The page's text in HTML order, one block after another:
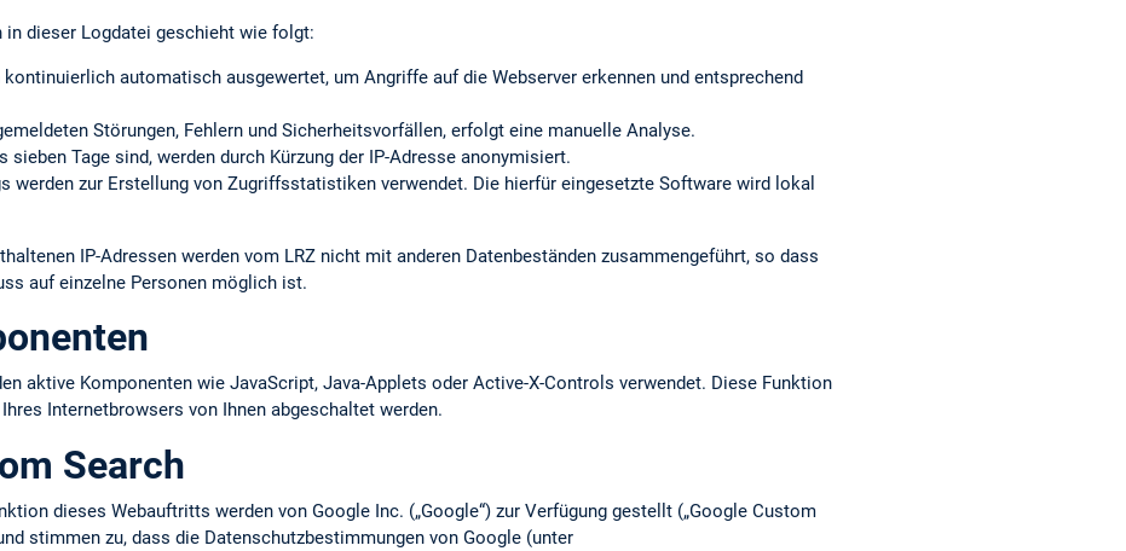
in dieser Logdatei geschieht wie folgt:
kontinuierlich automatisch ausgewertet, um Angriffe auf die Webserver erkennen und entsprechend
Störungen, Fehlern und Sicherheits­vorfällen, erfolgt eine manuelle Analyse.
sieben Tage sind, werden durch Kürzung der IP-Adresse anonymisiert.
werden zur Erstellung von Zugriffs­statistiken verwendet. Die hierfür eingesetzte Software wird lokal
IP-Adressen werden vom LRZ nicht mit anderen Datenbeständen zusammengeführt, so dass
auf einzelne Personen möglich ist.
aktive Komponenten wie JavaScript, Java-Applets oder Active-X-Controls verwendet. Diese Funktion
Internetbrowsers von Ihnen abgeschaltet werden.
Search
dieses Webauftritts werden von Google Inc. („Google“) zur Verfügung gestellt („Google Custom
stimmen zu, dass die Datenschutzbestimmungen von Google (unter